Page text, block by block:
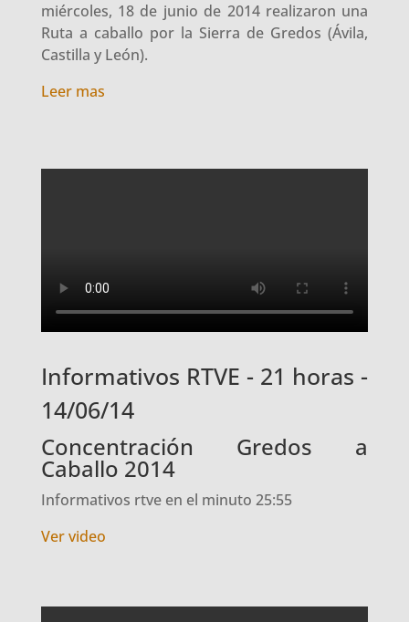
miércoles, 18 de junio de 2014 realizaron una
Ruta a caballo por la Sierra de Gredos (Ávila,
Castilla y León).
Leer mas
Informativos RTVE - 21 horas -
14/06/14
Concentración Gredos a
Caballo 2014
Informativos rtve en el minuto 25:55
Ver video